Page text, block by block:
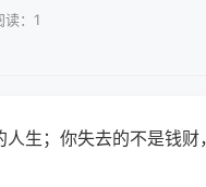
：1
生；你失去的不是钱财